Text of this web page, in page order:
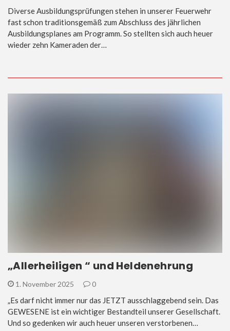
Diverse Ausbildungsprüfungen stehen in unserer Feuerwehr
fast schon traditionsgemäß zum Abschluss des jährlichen
Ausbildungsplanes am Programm. So stellten sich auch heuer
wieder zehn Kameraden der…
„Allerheiligen “ und Heldenehrung
1. November 2025 0
„Es darf nicht immer nur das JETZT ausschlaggebend sein. Das
GEWESENE ist ein wichtiger Bestandteil unserer Gesellschaft.
Und so gedenken wir auch heuer unseren verstorbenen…